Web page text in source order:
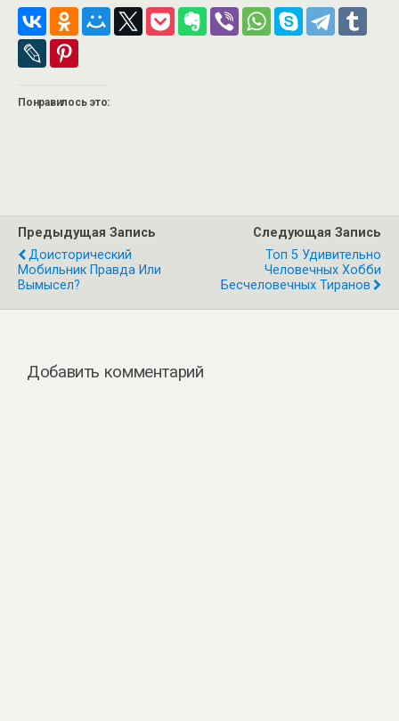
Понравилось это:
Предыдущая Запись
Доисторический
Мобильник Правда Или
Вымысел?
Следующая Запись
Топ 5 Удивительно
Человечных Хобби
Бесчеловечных Тиранов
Добавить комментарий